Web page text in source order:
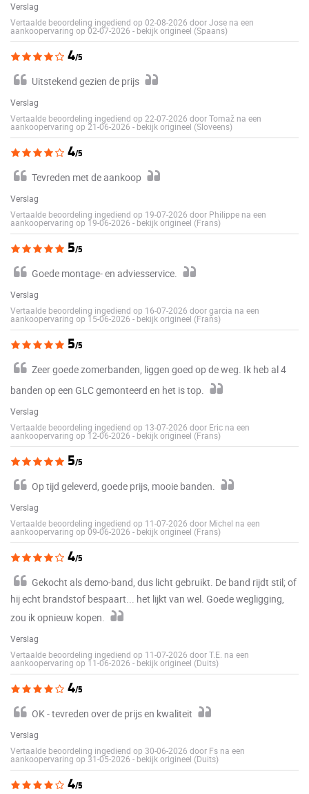
Verslag
Vertaalde beoordeling ingediend op 02-08-2026 door Jose na een
aankoopervaring op 02-07-2026 - bekijk origineel (Spaans)
4/5
Uitstekend gezien de prijs
Verslag
Vertaalde beoordeling ingediend op 22-07-2026 door Tomaž na een
aankoopervaring op 21-06-2026 - bekijk origineel (Sloveens)
4/5
Tevreden met de aankoop
Verslag
Vertaalde beoordeling ingediend op 19-07-2026 door Philippe na een
aankoopervaring op 19-06-2026 - bekijk origineel (Frans)
5/5
Goede montage- en adviesservice.
Verslag
Vertaalde beoordeling ingediend op 16-07-2026 door garcia na een
aankoopervaring op 15-06-2026 - bekijk origineel (Frans)
5/5
Zeer goede zomerbanden, liggen goed op de weg. Ik heb al 4
banden op een GLC gemonteerd en het is top.
Verslag
Vertaalde beoordeling ingediend op 13-07-2026 door Eric na een
aankoopervaring op 12-06-2026 - bekijk origineel (Frans)
5/5
Op tijd geleverd, goede prijs, mooie banden.
Verslag
Vertaalde beoordeling ingediend op 11-07-2026 door Michel na een
aankoopervaring op 09-06-2026 - bekijk origineel (Frans)
4/5
Gekocht als demo-band, dus licht gebruikt. De band rijdt stil; of
hij echt brandstof bespaart... het lijkt van wel. Goede wegligging,
zou ik opnieuw kopen.
Verslag
Vertaalde beoordeling ingediend op 11-07-2026 door T.E. na een
aankoopervaring op 11-06-2026 - bekijk origineel (Duits)
4/5
OK - tevreden over de prijs en kwaliteit
Verslag
Vertaalde beoordeling ingediend op 30-06-2026 door Fs na een
aankoopervaring op 31-05-2026 - bekijk origineel (Duits)
4/5